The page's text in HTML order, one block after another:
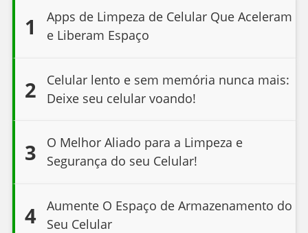
1
Apps de Limpeza de Celular Que Aceleram
e Liberam Espaço
2
Celular lento e sem memória nunca mais:
Deixe seu celular voando!
3
O Melhor Aliado para a Limpeza e
Segurança do seu Celular!
4
Aumente O Espaço de Armazenamento do
Seu Celular